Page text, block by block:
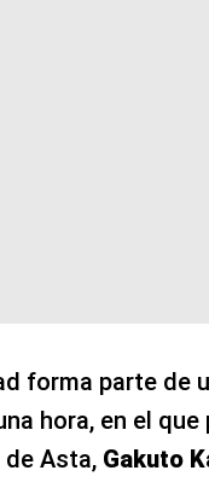
forma parte de
hora, en el
Asta, Gakuto